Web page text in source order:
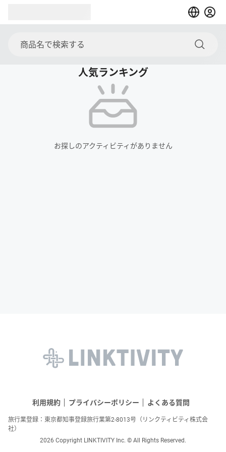
人気ランキング
お探しのアクティビティがありません
利用規約 プライバシーポリシー よくある質問
旅行業登録：東京都知事登録旅行業第2-8013号（リンクティビティ株式会
社）
2026 Copyright LINKTIVITY Inc. © All Rights Reserved.